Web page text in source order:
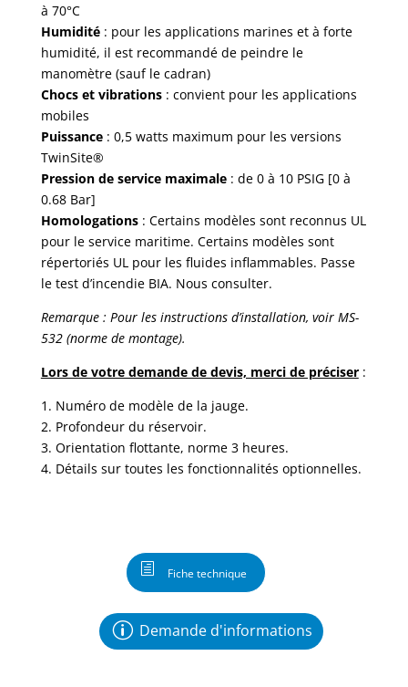
à 70°C
Humidité: pour les applications marines et à forte
humidité, il est recommandé de peindre le
manomètre (sauf le cadran)
Chocs et vibrations : convient pour les applications
mobiles
Puissance : 0,5 watts maximum pour les versions
TwinSite®
Pression de service maximale : de 0 à 10 PSIG [0 à
0.68 Bar]
Homologations : Certains modèles sont reconnus UL
pour le service maritime. Certains modèles sont
répertoriés UL pour les fluides inflammables. Passe
le test d’incendie BIA. Nous consulter.
Remarque : Pour les instructions d’installation, voir MS-
532(norme de montage).
Lors de votre demande de devis, merci de préciser:
1. Numéro de modèle de la jauge.
2. Profondeur du réservoir.
3. Orientation flottante, norme 3 heures.
4. Détails sur toutes les fonctionnalités optionnelles.
Fiche technique
Demande d'informations